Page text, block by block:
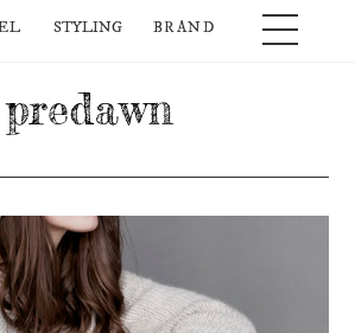
STYLING BRAND
predawn